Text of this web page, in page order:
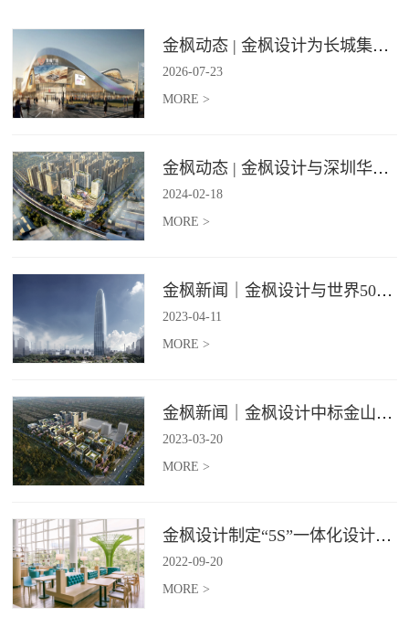
金枫动态 | 金枫设计为长城集团爱情广场打造汽车文化主题美食食集
2026-07-23
MORE >
金枫动态 | 金枫设计与深圳华强集团携手打造华强商业旗舰项目——宝安华强广场美食街区
2024-02-18
MORE >
金枫新闻｜金枫设计与世界500强—索迪斯集团合作，携手打造广州星河湾中心美食广场
2023-04-11
MORE >
金枫新闻｜金枫设计中标金山集团餐饮楼设计项目，打造科学与艺术相结合的就餐空间
2023-03-20
MORE >
金枫设计制定“5S”一体化设计标准，让商业全案设计导入团餐空间规划
2022-09-20
MORE >